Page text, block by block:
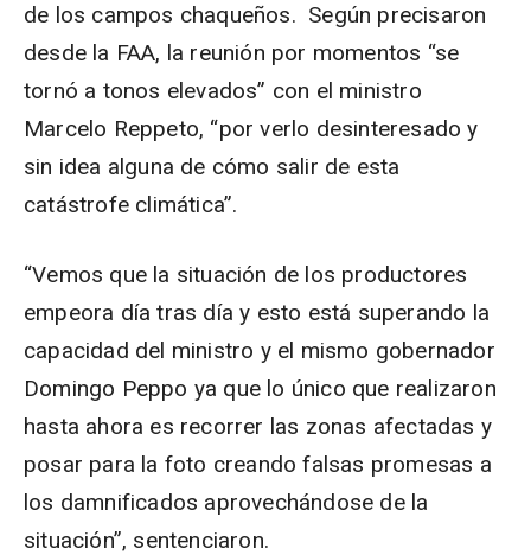
de los campos chaqueños. Según precisaron
desde la FAA, la reunión por momentos “se
tornó a tonos elevados” con el ministro
Marcelo Reppeto, “por verlo desinteresado y
sin idea alguna de cómo salir de esta
catástrofe climática”.
“Vemos que la situación de los productores
empeora día tras día y esto está superando la
capacidad del ministro y el mismo gobernador
Domingo Peppo ya que lo único que realizaron
hasta ahora es recorrer las zonas afectadas y
posar para la foto creando falsas promesas a
los damnificados aprovechándose de la
situación”, sentenciaron.